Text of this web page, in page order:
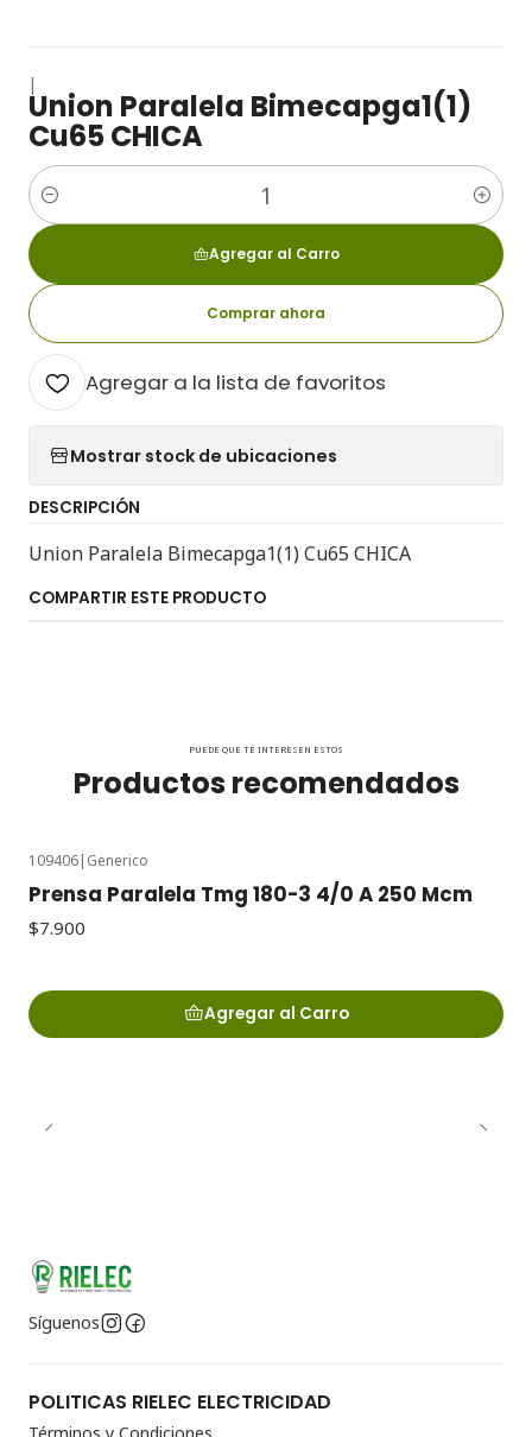
|
Union Paralela Bimecapga1(1)
Cu65 CHICA
Cantidad
Agregar al Carro
Comprar ahora
Agregar a la lista de favoritos
Mostrar stock de ubicaciones
DESCRIPCIÓN
Union Paralela Bimecapga1(1) Cu65 CHICA
COMPARTIR ESTE PRODUCTO
PUEDE QUE TE INTERESEN ESTOS
Productos recomendados
109406| Generico
Prensa Paralela Tmg 180-3 4/0 A 250 Mcm
$7.900
Agregar al Carro
Síguenos
POLITICAS RIELEC ELECTRICIDAD